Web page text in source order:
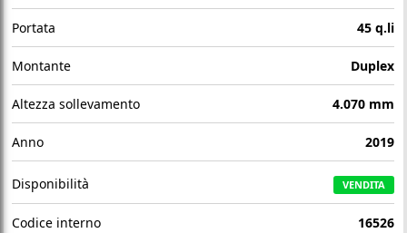
Portata 45 q.li
Montante Duplex
Altezza sollevamento 4.070 mm
Anno 2019
Disponibilità VENDITA
Codice interno 16526